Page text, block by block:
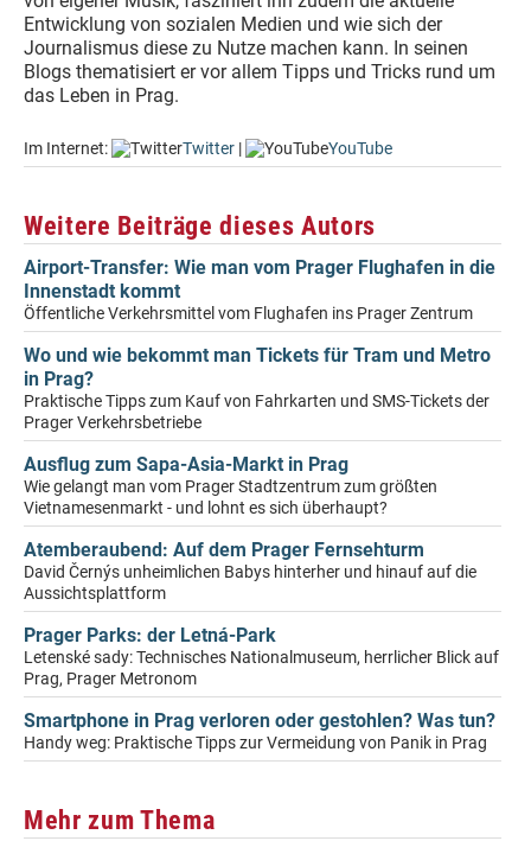
Entwicklung von sozialen Medien und wie sich der
Journalismus diese zu Nutze machen kann. In seinen
Blogs thematisiert er vor allem Tipps und Tricks rund um
das Leben in Prag.
Im Internet: Twitter | YouTube
Weitere Beiträge dieses Autors
Airport-Transfer: Wie man vom Prager Flughafen in die
Innenstadt kommt
Öffentliche Verkehrsmittel vom Flughafen ins Prager Zentrum
Wo und wie bekommt man Tickets für Tram und Metro
in Prag?
Praktische Tipps zum Kauf von Fahrkarten und SMS-Tickets der
Prager Verkehrsbetriebe
Ausflug zum Sapa-Asia-Markt in Prag
Wie gelangt man vom Prager Stadtzentrum zum größten
Vietnamesenmarkt - und lohnt es sich überhaupt?
Atemberaubend: Auf dem Prager Fernsehturm
David Černýs unheimlichen Babys hinterher und hinauf auf die
Aussichtsplattform
Prager Parks: der Letná-Park
Letenské sady: Technisches Nationalmuseum, herrlicher Blick auf
Prag, Prager Metronom
Smartphone in Prag verloren oder gestohlen? Was tun?
Handy weg: Praktische Tipps zur Vermeidung von Panik in Prag
Mehr zum Thema